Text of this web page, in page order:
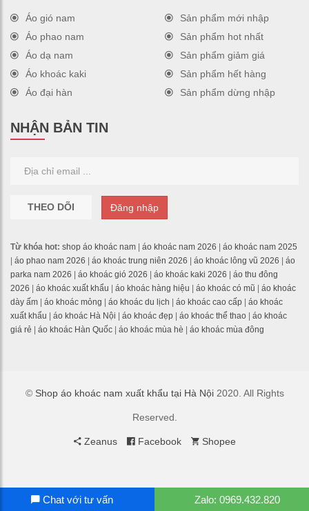
Áo gió nam
Áo phao nam
Áo dạ nam
Áo khoác kaki
Áo đại hàn
Sản phẩm mới nhập
Sản phẩm hot nhất
Sản phẩm giảm giá
Sản phẩm hết hàng
Sản phẩm dừng nhập
NHẬN BẢN TIN
THEO DÕI Đăng nhập
Từ khóa hot: shop áo khoác nam | áo khoác nam 2026 | áo khoác nam 2025
| áo phao nam 2026 | áo khoác trung niên 2026 | áo khoác lông vũ 2026 | áo
parka nam 2026 | áo khoác gió 2026 | áo khoác kaki 2026 | áo thu đông
2026 | áo khoác xuất khẩu | áo khoác hàng hiệu | áo khoác có mũ | áo khoác
dày ấm | áo khoác mỏng | áo khoác du lịch | áo khoác cao cấp | áo khoác
xuất khẩu | áo khoác Hà Nội | áo khoác đẹp | áo khoác thể thao | áo khoác
giá rẻ | áo khoác Hàn Quốc | áo khoác mùa hè | áo khoác mùa đông
© Shop áo khoác nam xuất khẩu tại Hà Nội2020. All Rights
Reserved.
Zeanus Facebook Shopee
Chat với tư vấn Zalo: 0969.432.820